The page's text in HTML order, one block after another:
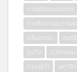
การพัฒนาประเทศ
การศึกษาและการส
คลื่นอารยะ
คอร์
ธุรกิจ
นวัตกรรม
ภาวะผู้นำ
มหาวิท